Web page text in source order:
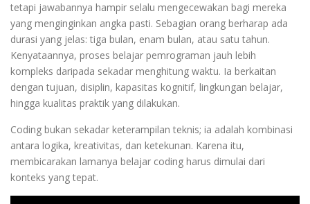
tetapi jawabannya hampir selalu mengecewakan bagi mereka
yang menginginkan angka pasti. Sebagian orang berharap ada
durasi yang jelas: tiga bulan, enam bulan, atau satu tahun.
Kenyataannya, proses belajar pemrograman jauh lebih
kompleks daripada sekadar menghitung waktu. Ia berkaitan
dengan tujuan, disiplin, kapasitas kognitif, lingkungan belajar,
hingga kualitas praktik yang dilakukan.
Coding bukan sekadar keterampilan teknis; ia adalah kombinasi
antara logika, kreativitas, dan ketekunan. Karena itu,
membicarakan lamanya belajar coding harus dimulai dari
konteks yang tepat.